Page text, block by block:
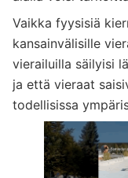
Vaikka fyysisiä
kansainvälisille
vierailuilla säilyisi
ja että vieraat
todellisissa